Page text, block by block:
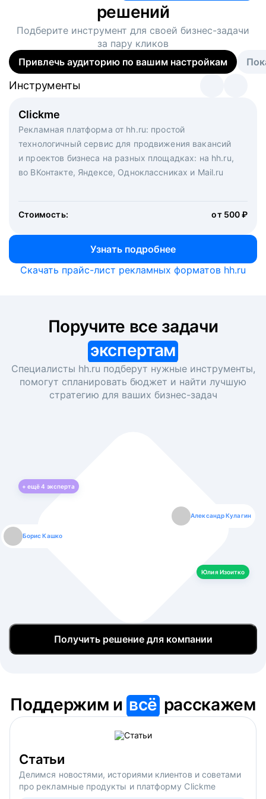
решений
Подберите инструмент для своей бизнес-задачи
за пару кликов
Привлечь аудиторию по вашим настройкам
Clickme
Рекламная платформа от hh.ru: простой
технологичный сервис для продвижения вакансий
и проектов бизнеса на разных площадках: на hh.ru,
во ВКонтакте, Яндексе, Одноклассниках и Mail.ru
Стоимость: от 500 ₽
Узнать подробнее
Инструменты
Вакансия дня
Рекламный формат для вакансий на главной странице
hh.ru. Увеличивает количество откликов
Инструменты
Массовый подбор под ключ. Решите, сколько
кандидатов и когда вам нужно, и за дело возьмутся
маркетологи, рекрутеры и проектные менеджеры
hh.ru с целым набором digital-инструментов
Инструменты
Скачать прайс-лист рекламных форматов hh.ru
экспертам
Специалисты hh.ru подберут нужные инструменты,
помогут спланировать бюджет и найти лучшую
стратегию для ваших бизнес-задач
+ ещё4 эксперта
Борис Кашко
Александр Кулагин
Юлия Изоитко
Юлия Изоитко
Даниил Макаров
Александр Кулагин
Екатерина Лазаренко
Даниил Макаров
Борис Кашко
Екатерина Лазаренко
Юлия Изоитко
Получить решение для компании
Поддержим ивсё расскажем
Статьи
Делимся новостями, историями клиентов и советами
про рекламные продукты и платформу Clickme